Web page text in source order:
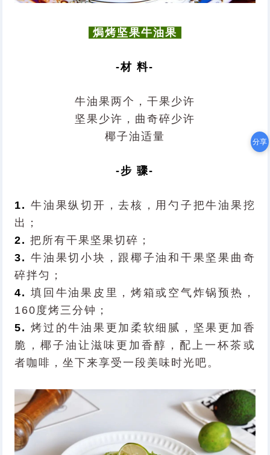
焗烤坚果牛油果
-材 料-
牛油果两个，干果少许
坚果少许，曲奇碎少许
椰子油适量
-步 骤-
1.牛油果纵切开，去核，用勺子把牛油果挖
出；
2.把所有干果坚果切碎；
3.牛油果切小块，跟椰子油和干果坚果曲奇
碎拌匀；
4.填回牛油果皮里，烤箱或空气炸锅预热，
160度烤三分钟；
5.烤过的牛油果更加柔软细腻，坚果更加香
脆，椰子油让滋味更加香醇，配上一杯茶或
者咖啡，坐下来享受一段美味时光吧。
分享